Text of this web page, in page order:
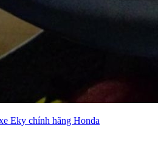
Eky chính hãng Honda